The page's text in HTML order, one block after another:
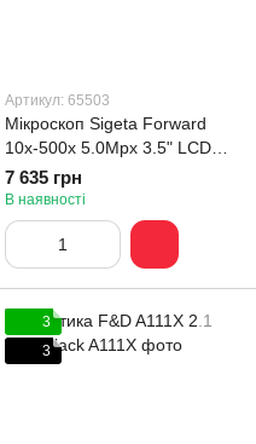
Артикул: 65503
Мікроскоп Sigeta Forward
10x-500x 5.0Mpx 3.5" LCD
(65503)
7 635 грн
В наявності
3
3